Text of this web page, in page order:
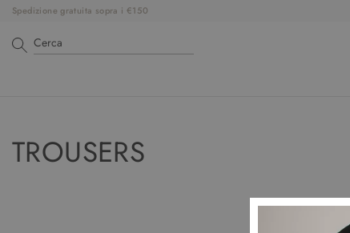
Spedizione gratuita sopra i €150
TROUSERS